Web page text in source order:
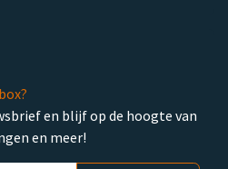
en blijf op de hoogte van
en meer!